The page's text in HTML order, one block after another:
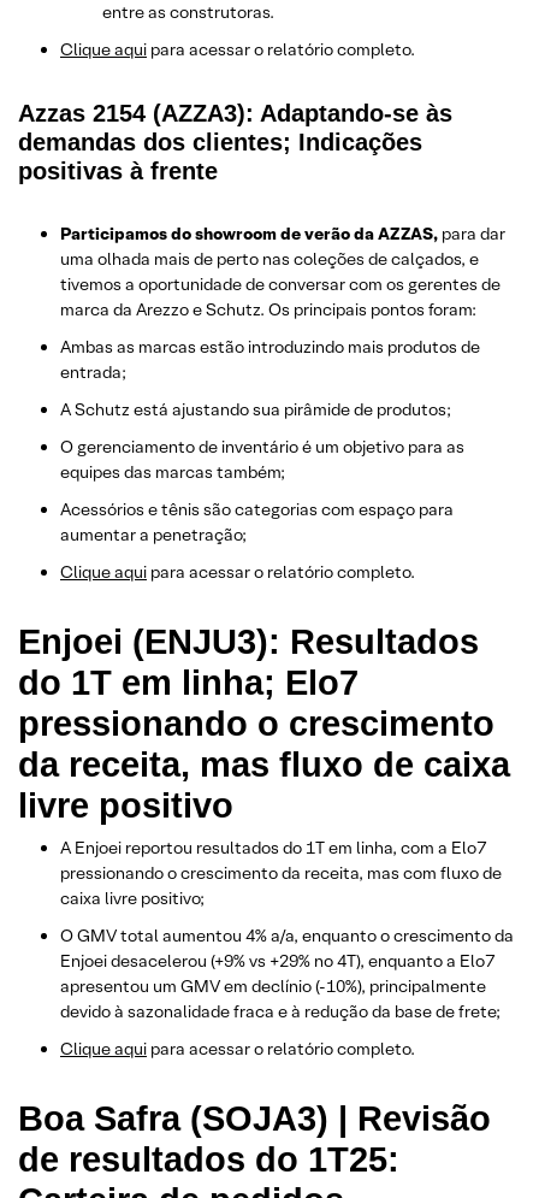
entre as construtoras.
Clique aqui para acessar o relatório completo.
Azzas 2154 (AZZA3): Adaptando-se às
demandas dos clientes; Indicações
positivas à frente
Participamos do showroom de verão da AZZAS, para dar
uma olhada mais de perto nas coleções de calçados, e
tivemos a oportunidade de conversar com os gerentes de
marca da Arezzo e Schutz. Os principais pontos foram:
Ambas as marcas estão introduzindo mais produtos de
entrada;
A Schutz está ajustando sua pirâmide de produtos;
O gerenciamento de inventário é um objetivo para as
equipes das marcas também;
Acessórios e tênis são categorias com espaço para
aumentar a penetração;
Clique aqui para acessar o relatório completo.
Enjoei (ENJU3): Resultados
do 1T em linha; Elo7
pressionando o crescimento
da receita, mas fluxo de caixa
livre positivo
A Enjoei reportou resultados do 1T em linha, com a Elo7
pressionando o crescimento da receita, mas com fluxo de
caixa livre positivo;
O GMV total aumentou 4% a/a, enquanto o crescimento da
Enjoei desacelerou (+9% vs +29% no 4T), enquanto a Elo7
apresentou um GMV em declínio (-10%), principalmente
devido à sazonalidade fraca e à redução da base de frete;
Clique aqui para acessar o relatório completo.
Boa Safra (SOJA3) | Revisão
de resultados do 1T25: